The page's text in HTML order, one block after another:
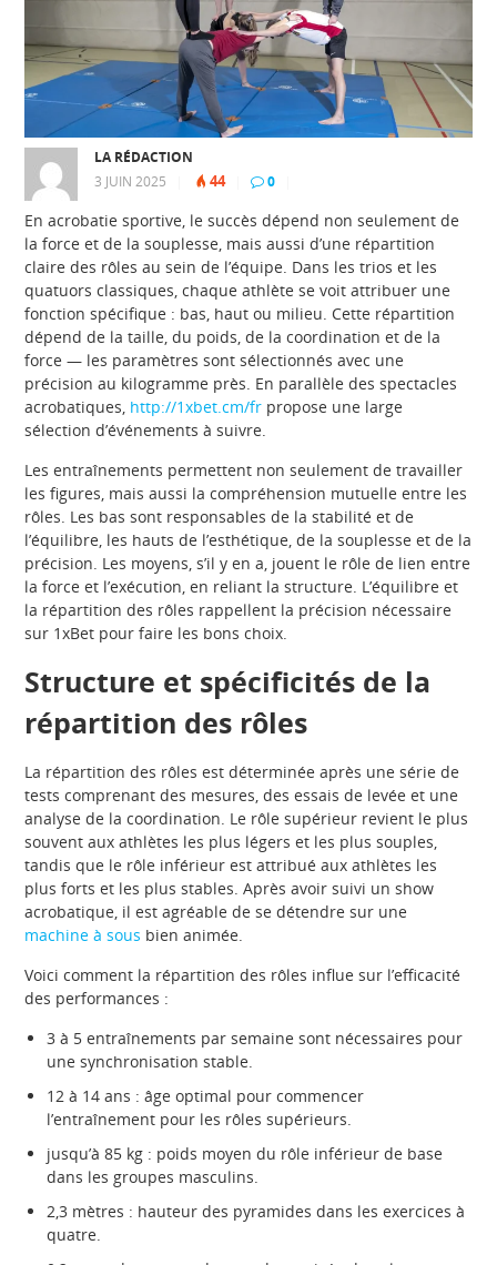
LA RÉDACTION
3 JUIN 2025
44 0
En acrobatie sportive, le succès dépend non seulement de
la force et de la souplesse, mais aussi d’une répartition
claire des rôles au sein de l’équipe. Dans les trios et les
quatuors classiques, chaque athlète se voit attribuer une
fonction spécifique : bas, haut ou milieu. Cette répartition
dépend de la taille, du poids, de la coordination et de la
force — les paramètres sont sélectionnés avec une
précision au kilogramme près. En parallèle des spectacles
acrobatiques, http://1xbet.cm/fr propose une large
sélection d’événements à suivre.
Les entraînements permettent non seulement de travailler
les figures, mais aussi la compréhension mutuelle entre les
rôles. Les bas sont responsables de la stabilité et de
l’équilibre, les hauts de l’esthétique, de la souplesse et de la
précision. Les moyens, s’il y en a, jouent le rôle de lien entre
la force et l’exécution, en reliant la structure. L’équilibre et
la répartition des rôles rappellent la précision nécessaire
sur 1xBet pour faire les bons choix.
Structure et spécificités de la
répartition des rôles
La répartition des rôles est déterminée après une série de
tests comprenant des mesures, des essais de levée et une
analyse de la coordination. Le rôle supérieur revient le plus
souvent aux athlètes les plus légers et les plus souples,
tandis que le rôle inférieur est attribué aux athlètes les
plus forts et les plus stables. Après avoir suivi un show
acrobatique, il est agréable de se détendre sur une
machine à sous bien animée.
Voici comment la répartition des rôles influe sur l’efficacité
des performances :
3 à 5 entraînements par semaine sont nécessaires pour
une synchronisation stable.
12 à 14 ans : âge optimal pour commencer
l’entraînement pour les rôles supérieurs.
jusqu’à 85 kg : poids moyen du rôle inférieur de base
dans les groupes masculins.
2,3 mètres : hauteur des pyramides dans les exercices à
quatre.